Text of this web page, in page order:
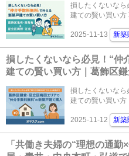
損したくないなら
建ての賢い買い方
2025-11-13 新築
損したくないなら必見！“仲
建ての賢い買い方｜葛飾区
損したくないなら
建ての賢い買い方
2025-11-12 新築
「共働き夫婦の“理想の通